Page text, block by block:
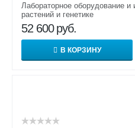
Лабораторное оборудование и
растений и генетике
52 600 руб.
В КОРЗИНУ